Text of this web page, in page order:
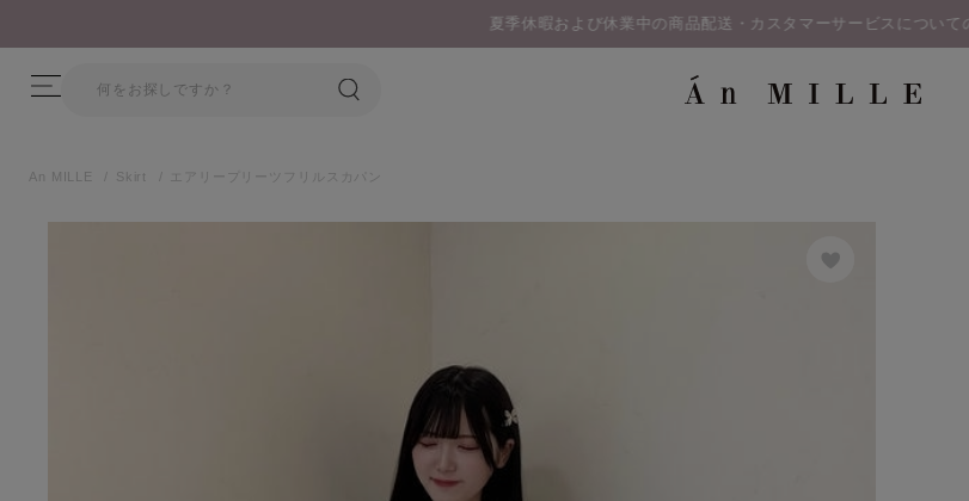
暇および休業中の商品配送・カスタマーサービスについてのご案内
An MILLE Skirt エアリープリーツフリルスカパン